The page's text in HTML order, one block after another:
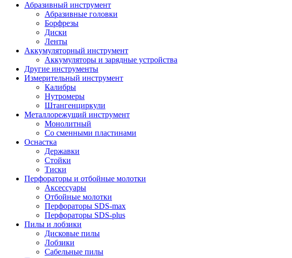
Абразивный инструмент
Абразивные головки
Борфрезы
Диски
Ленты
Аккумуляторный инструмент
Аккумуляторы и зарядные устройства
Другие инструменты
Измерительный инструмент
Калибры
Нутромеры
Штангенциркули
Металлорежущий инструмент
Монолитный
Со сменными пластинами
Оснастка
Державки
Стойки
Тиски
Перфораторы и отбойные молотки
Аксессуары
Отбойные молотки
Перфораторы SDS-max
Перфораторы SDS-plus
Пилы и лобзики
Дисковые пилы
Лобзики
Сабельные пилы